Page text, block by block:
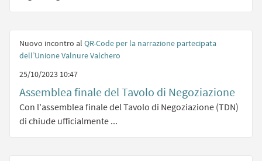
Nuovo incontro al QR-Code per la narrazione partecipata
dell’Unione Valnure Valchero
25/10/2023 10:47
Assemblea finale del Tavolo di Negoziazione
Con l'assemblea finale del Tavolo di Negoziazione (TDN)
di chiude ufficialmente ...